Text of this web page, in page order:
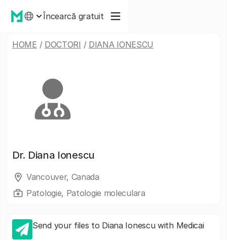
Încearcă gratuit
HOME / DOCTORI / DIANA IONESCU
Dr. Diana Ionescu
Vancouver, Canada
Patologie, Patologie moleculara
Send your files to Diana Ionescu with Medicai